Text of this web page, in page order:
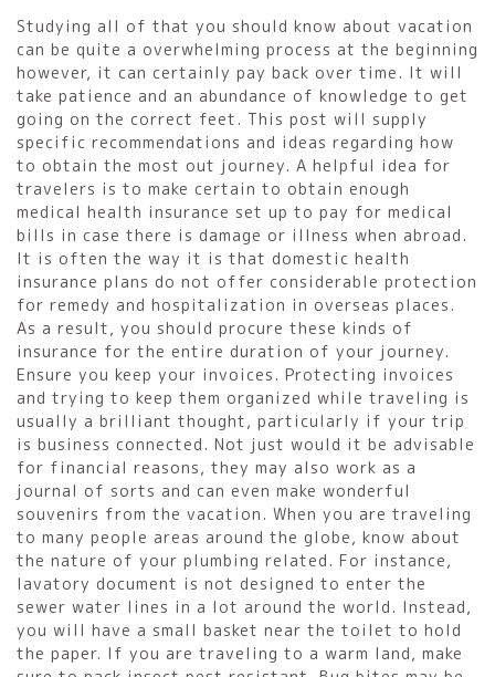
Studying all of that you should know about vacation
can be quite a overwhelming process at the beginning
however, it can certainly pay back over time. It will
take patience and an abundance of knowledge to get
going on the correct feet. This post will supply
specific recommendations and ideas regarding how
to obtain the most out journey. A helpful idea for
travelers is to make certain to obtain enough
medical health insurance set up to pay for medical
bills in case there is damage or illness when abroad.
It is often the way it is that domestic health
insurance plans do not offer considerable protection
for remedy and hospitalization in overseas places.
As a result, you should procure these kinds of
insurance for the entire duration of your journey.
Ensure you keep your invoices. Protecting invoices
and trying to keep them organized while traveling is
usually a brilliant thought, particularly if your trip
is business connected. Not just would it be advisable
for financial reasons, they may also work as a
journal of sorts and can even make wonderful
souvenirs from the vacation. When you are traveling
to many people areas around the globe, know about
the nature of your plumbing related. For instance,
lavatory document is not designed to enter the
sewer water lines in a lot around the world. Instead,
you will have a small basket near the toilet to hold
the paper. If you are traveling to a warm land, make